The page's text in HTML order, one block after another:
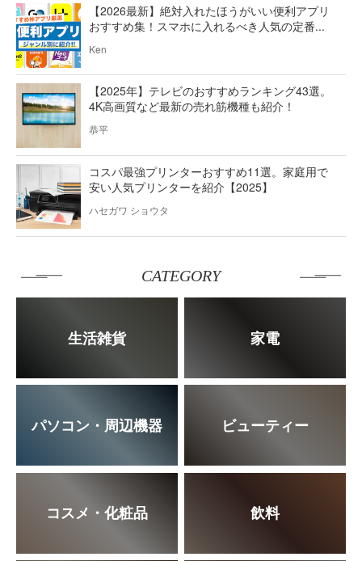
【2026最新】絶対入れたほうがいい便利アプリ
おすすめ集！スマホに入れるべき人気の定番...
Ken
【2025年】テレビのおすすめランキング43選。
4K高画質など最新の売れ筋機種も紹介！
恭平
コスパ最強プリンターおすすめ11選。家庭用で
安い人気プリンターを紹介【2025】
ハセガワ ショウタ
CATEGORY
生活雑貨 家電
パソコン・周辺機器 ビューティー
コスメ・化粧品 飲料